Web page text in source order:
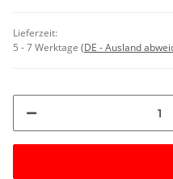
Lieferzeit:
5 - 7 Werktage (DE - Ausland